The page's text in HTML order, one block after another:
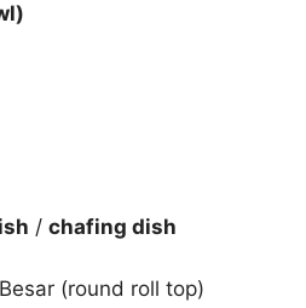
/ chafing dish
(round roll top)